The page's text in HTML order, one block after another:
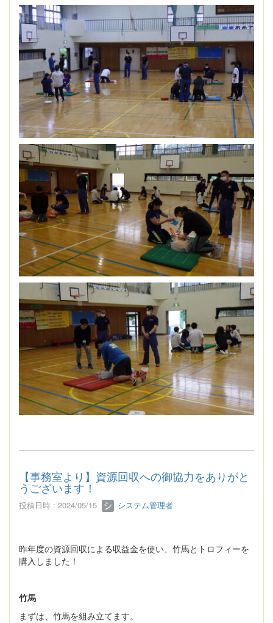
【事務室より】資源回収への御協力をありがと
うございます！
投稿日時 : 2024/05/15 システム管理者
昨年度の資源回収による収益金を使い、竹馬とトロフィーを
購入しました！
竹馬
まずは、竹馬を組み立てます。